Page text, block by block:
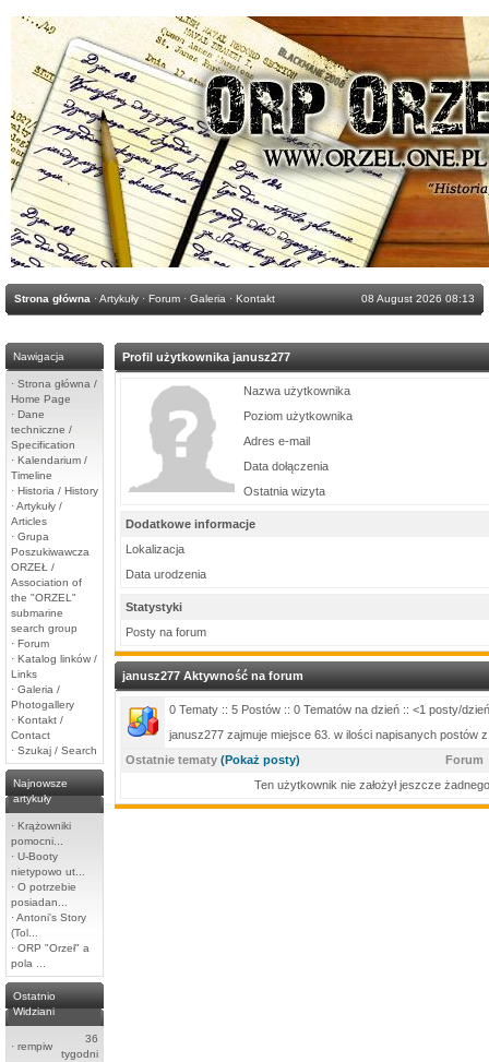
Strona główna ·Artykuły · Forum · Galeria · Kontakt 08 August 2026 08:13
Nawigacja
· Strona główna /
Home Page
· Dane
techniczne /
Specification
· Kalendarium /
Timeline
· Historia / History
·Artykuły /
Articles
· Grupa
Poszukiwawcza
ORZEŁ /
Association of
the "ORZEL"
submarine
search group
· Forum
· Katalog linków /
Links
· Galeria /
Photogallery
· Kontakt /
Contact
· Szukaj / Search
Najnowsze
artykuły
· Krążowniki
pomocni...
· U-Booty
nietypowo ut...
· O potrzebie
posiadan...
·Antoni's Story
(Tol...
· ORP "Orzeł" a
pola ...
Ostatnio
Widziani
· rempiw
36
tygodni
Profil użytkownika janusz277
Nazwa użytkownika
Poziom użytkownika
Adres e-mail
Data dołączenia
Ostatnia wizyta
Dodatkowe informacje
Lokalizacja
Data urodzenia
Statystyki
Posty na forum
janusz277 Aktywność na forum
0 Tematy :: 5 Postów :: 0 Tematów na dzień :: <1 posty/dzień
janusz277 zajmuje miejsce 63. w ilości napisanych postów
Ostatnie tematy (Pokaż posty)
Forum
Ten użytkownik nie założył jeszcze